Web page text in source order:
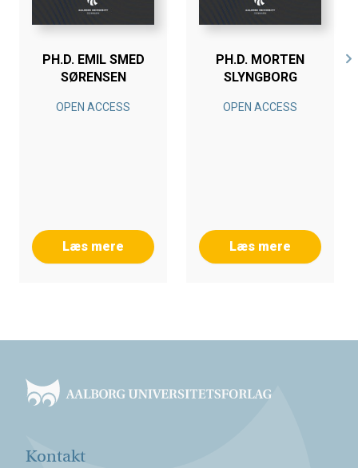
PH.D. EMIL SMED
SØRENSEN
OPEN ACCESS
Læs mere
PH.D. MORTEN
SLYNGBORG
OPEN ACCESS
Læs mere
Kontakt